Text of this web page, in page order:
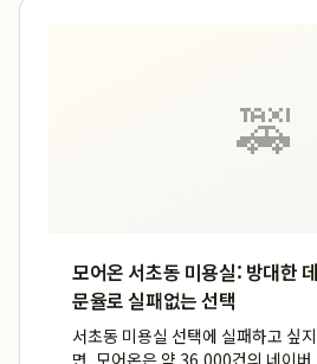
🚕
모어온 서초동 미용실: 방대한
문율로 실패없는 선택
서초동 미용실 선택에 실패하고 싶
면, 모어온은 약 36,000건의 네이버